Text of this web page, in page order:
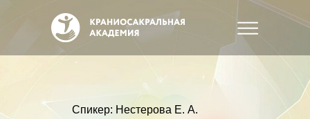
Спикер: Нестерова Е. А.